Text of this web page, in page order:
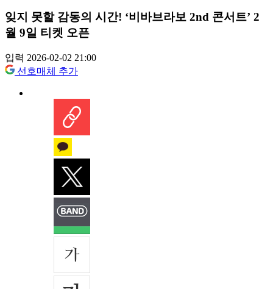
잊지 못할 감동의 시간! ‘비바브라보 2nd 콘서트’ 2
월 9일 티켓 오픈
입력 2026-02-02 21:00
선호매체 추가